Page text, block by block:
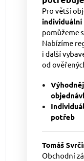
Pro větší
individuální
pomůžeme
Nabízíme
i další
od
potřeb
Tomáš
Obchodní